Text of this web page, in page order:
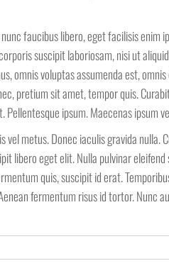
faucibus libero, eget facilisis
suscipit laboriosam, nisi ut
omnis voluptas assumenda est,
pretium sit amet, tempor quis.
ipsum. Maecenas
metus. Donec iaculis gravida
libero eget elit. Nulla pulvinar
quis, suscipit id erat.
fermentum risus id tortor. Nunc